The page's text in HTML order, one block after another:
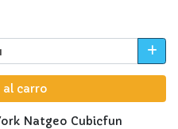
al carro
Natgeo Cubicfun